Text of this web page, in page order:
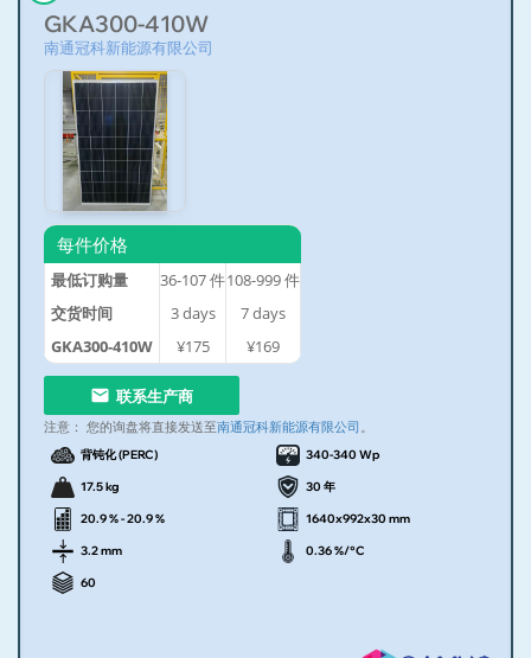
GKA300-410W
南通冠科新能源有限公司
每件价格
最低订购量 36-107件108-999件
交货时间
3days 7days
GKA300-410W
¥175 ¥169
联系生产商
注意： 您的询盘将直接发送至南通冠科新能源有限公司 。
背钝化 (PERC) 340-340 Wp
17.5 kg 30 年
20.9 % - 20.9 % 1640x992x30 mm
3.2 mm 0.36 %/°C
60